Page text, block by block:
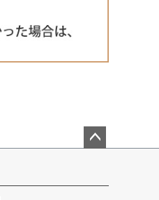
ップ